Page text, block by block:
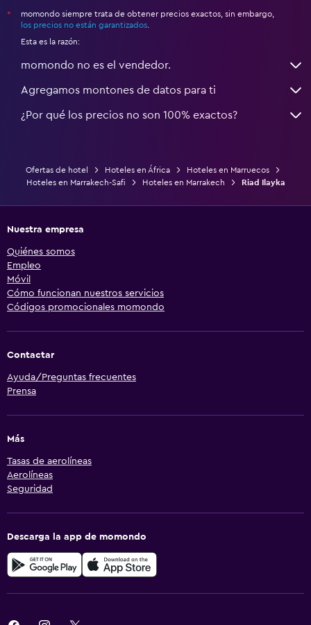
*
momondo siempre trata de obtener precios exactos, sin embargo,
los precios no están garantizados
Esta es la razón:
momondo no es el vendedor.
Agregamos montones de datos para ti
¿Por qué los precios no son 100% exactos?
Ofertas de hotel Hoteles en África
Hoteles en Marruecos
Hoteles en Marrakech-Safi
Hoteles en Marrakech Riad Ilayka
Nuestra empresa
Quiénes somos
Empleo
Móvil
Cómo funcionan nuestros servicios
Códigos promocionales momondo
Contactar
Ayuda/Preguntas frecuentes
Prensa
Más
Tasas de aerolíneas
Aerolíneas
Seguridad
Descarga la app de momondo